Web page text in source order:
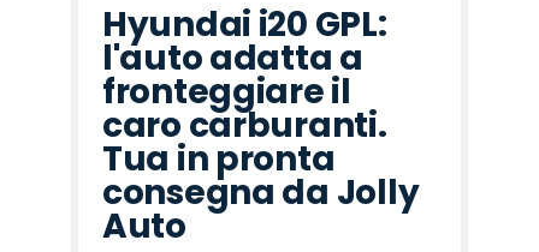
Hyundai i20 GPL:
l'auto adatta a
fronteggiare il
caro carburanti.
Tua in pronta
consegna da Jolly
Auto